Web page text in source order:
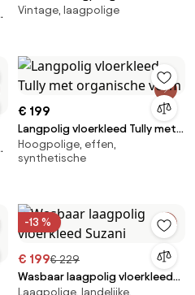
Mara
Vintage, laagpolige
€ 199
Langpolig vloerkleed Tully met
organische vorm
Hoogpolige, effen,
synthetische
-13 %
€ 199€ 229
Wasbaar laagpolig vloerkleed
Laagpolige, landelijke,